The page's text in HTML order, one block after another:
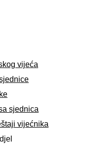
vijeća
sjednica
vijećnika